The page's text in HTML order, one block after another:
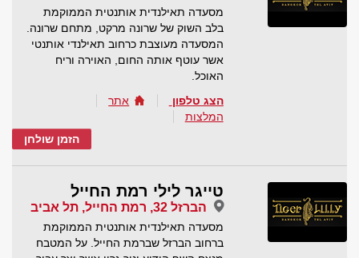
מסעדה תאילנדית אותנטית הממוקמת
בלב השוק של שרונה מרקט, מתחם שרונה.
המסעדה מעוצבת כרחוב תאילנדי אותנטי
אשר עוטף אותה החום, האוירה וריח
האוכל.
הצג טלפון
אתר
המלצות
הזמן שולחן
טייגר לילי רמת החייל
הברזל 32, רמת החייל, תל אביב
מסעדה תאילנדית אותנטית הממוקמת
ברחוב הברזל שברמת החייל. על המטבח